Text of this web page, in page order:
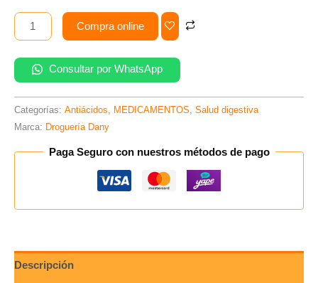
Compra online
Consultar por WhatsApp
Categorías: Antiácidos, MEDICAMENTOS, Salud digestiva
Marca: Droguería Dany
Paga Seguro con nuestros métodos de pago
Descripción